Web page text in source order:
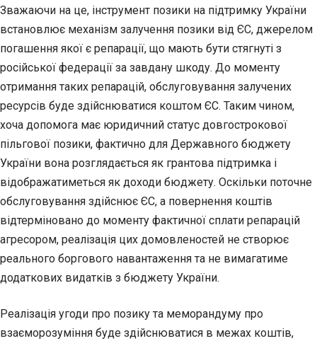
Зважаючи на це, інструмент позики на підтримку України
встановлює механізм залучення позики від ЄС, джерелом
погашення якої є репарації, що мають бути стягнуті з
російської федерації за завдану шкоду. До моменту
отримання таких репарацій, обслуговування залучених
ресурсів буде здійснюватися коштом ЄС. Таким чином,
хоча допомога має юридичний статус довгострокової
пільгової позики, фактично для Державного бюджету
України вона розглядається як грантова підтримка і
відображатиметься як доходи бюджету. Оскільки поточне
обслуговування здійснює ЄС, а повернення коштів
відтерміновано до моменту фактичної сплати репарацій
агресором, реалізація цих домовленостей не створює
реального боргового навантаження та не вимагатиме
додаткових видатків з бюджету України.
Реалізація угоди про позику та меморандуму про
взаєморозуміння буде здійснюватися в межах коштів,